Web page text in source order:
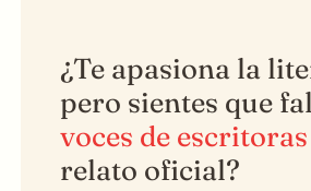
¿Te apasiona la
pero sientes que
voces de escritoras
relato oficial?